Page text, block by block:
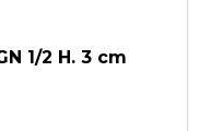
1/2 H. 3 cm